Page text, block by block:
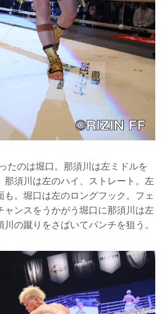
たのは堀口。那須川は左ミドルを
那須川は左のハイ、ストレート。左
も。堀口は左のロングフック。フェ
ャンスをうかがう堀口に那須川は左
の蹴りをさばいてパンチを狙う。